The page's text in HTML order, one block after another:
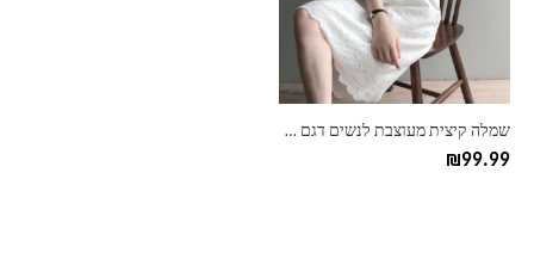
שמלה קיצית מעוצבת לנשים דגם קרושה
₪99.99
האפשרויות
בעמוד